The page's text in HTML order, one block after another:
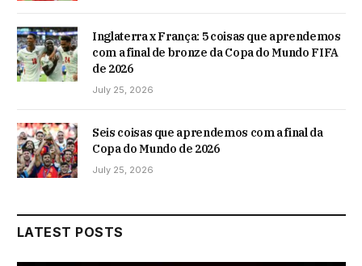
Inglaterra x França: 5 coisas que aprendemos
com a final de bronze da Copa do Mundo FIFA
de 2026
July 25, 2026
Seis coisas que aprendemos com a final da
Copa do Mundo de 2026
July 25, 2026
LATEST POSTS